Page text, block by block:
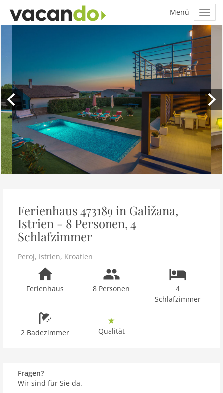
Ferienhaus 473189 in Galižana,
Istrien - 8 Personen, 4
Schlafzimmer
Peroj, Istrien, Kroatien
Ferienhaus 8 Personen
4
Schlafzimmer
2 Badezimmer Qualität
Fragen?
Wir sind für Sie da.